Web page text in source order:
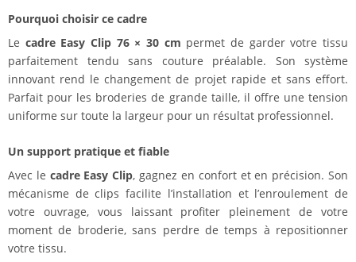
Pourquoi choisir ce cadre
Le cadre Easy Clip 76 × 30 cm permet de garder votre tissu
parfaitement tendu sans couture préalable. Son système
innovant rend le changement de projet rapide et sans effort.
Parfait pour les broderies de grande taille, il offre une tension
uniforme sur toute la largeur pour un résultat professionnel.
Un support pratique et fiable
Avec le cadre Easy Clip, gagnez en confort et en précision. Son
mécanisme de clips facilite l’installation et l’enroulement de
votre ouvrage, vous laissant profiter pleinement de votre
moment de broderie, sans perdre de temps à repositionner
votre tissu.